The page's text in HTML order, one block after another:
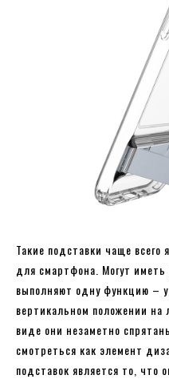
Такие подставки чаще всего
для смартфона. Могут
выполняют одну функцию –
вертикальном положении
виде они незаметно
смотреться как элемент
подставок является то, что